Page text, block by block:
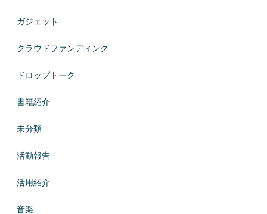
ガジェット
クラウドファンディング
ドロップトーク
書籍紹介
未分類
活動報告
活用紹介
音楽